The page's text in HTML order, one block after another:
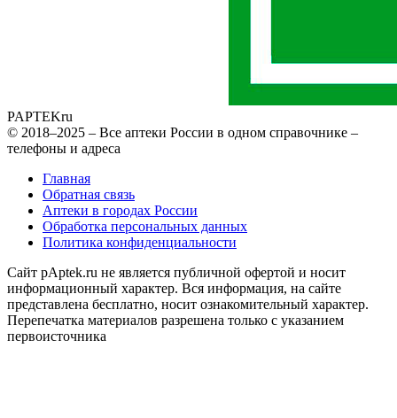
PAPTEKru
© 2018–2025 – Все аптеки России в одном справочнике –
телефоны и адреса
Главная
Обратная связь
Аптеки в городах России
Обработка персональных данных
Политика конфиденциальности
Сайт pAptek.ru не является публичной офертой и носит
информационный характер. Вся информация, на сайте
представлена бесплатно, носит ознакомительный характер.
Перепечатка материалов разрешена только с указанием
первоисточника